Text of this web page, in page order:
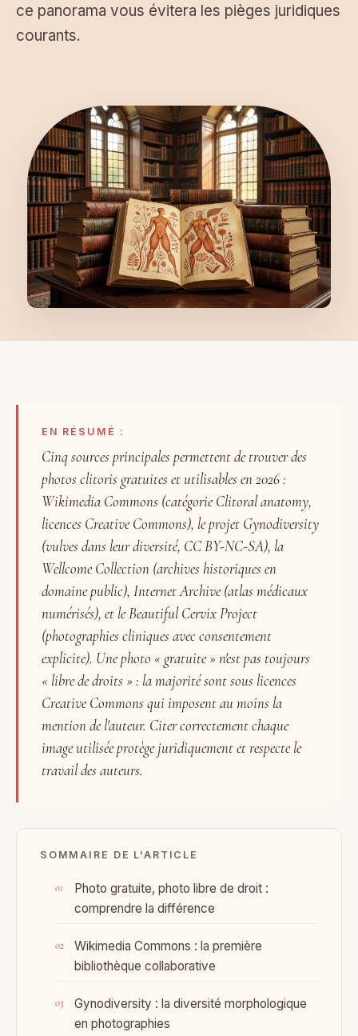
ce panorama vous évitera les pièges juridiques
courants.
EN RÉSUMÉ :
Cinq sources principales permettent de trouver des
photos clitoris gratuites et utilisables en 2026 :
Wikimedia Commons (catégorie Clitoral anatomy,
licences Creative Commons), le projet Gynodiversity
(vulves dans leur diversité, CC BY-NC-SA), la
Wellcome Collection (archives historiques en
domaine public), Internet Archive (atlas médicaux
numérisés), et le Beautiful Cervix Project
(photographies cliniques avec consentement
explicite). Une photo « gratuite » n'est pas toujours
« libre de droits » : la majorité sont sous licences
Creative Commons qui imposent au moins la
mention de l'auteur. Citer correctement chaque
image utilisée protège juridiquement et respecte le
travail des auteurs.
SOMMAIRE DE L'ARTICLE
Photo gratuite, photo libre de droit :
comprendre la différence
Wikimedia Commons : la première
bibliothèque collaborative
Gynodiversity : la diversité morphologique
en photographies